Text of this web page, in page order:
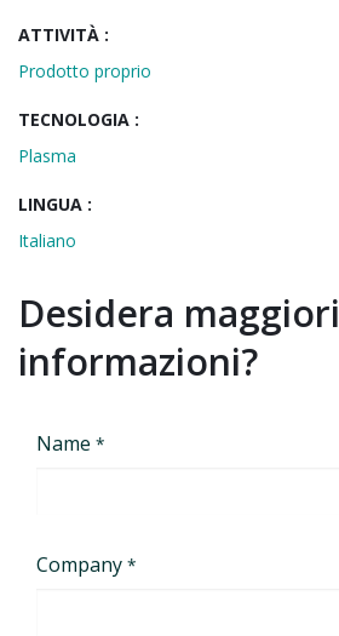
ATTIVITÀ :
Prodotto proprio
TECNOLOGIA :
Plasma
LINGUA :
Italiano
Desidera maggiori
informazioni?